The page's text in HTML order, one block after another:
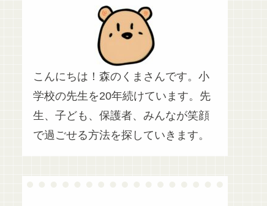
こんにちは！森のくまさんです。小
学校の先生を20年続けています。先
生、子ども、保護者、みんなが笑顔
で過ごせる方法を探していきます。